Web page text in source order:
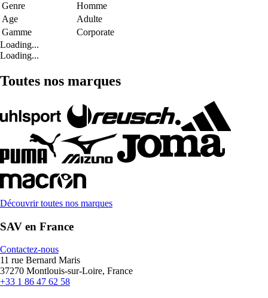
Genre
Homme
Age
Adulte
Gamme
Corporate
Loading...
Loading...
Toutes nos marques
Découvrir toutes nos marques
SAV en France
Contactez-nous
11 rue Bernard Maris
37270 Montlouis-sur-Loire, France
+33 1 86 47 62 58